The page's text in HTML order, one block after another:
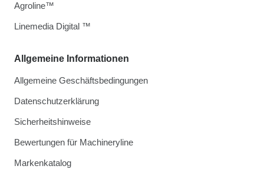
Allgemeine Informationen
Allgemeine Geschäftsbedingungen
Datenschutzerklärung
Sicherheitshinweise
Bewertungen für Machineryline
Markenkatalog
Agroline™
Linemedia Digital ™